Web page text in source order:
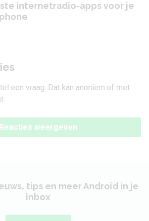
internetradio-apps voor je
een vraag. Dat kan anoniem of met
Reacties weergeven
tips en meer Android in je
inbox